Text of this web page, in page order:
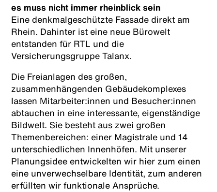
es muss nicht immer rheinblick sein
Eine denkmalgeschützte Fassade direkt am
Rhein. Dahinter ist eine neue Bürowelt
entstanden für RTL und die
Versicherungsgruppe Talanx.
Die Freianlagen des großen,
zusammenhängenden Gebäudekomplexes
lassen Mitarbeiter:innen und Besucher:innen
abtauchen in eine interessante, eigenständige
Bildwelt. Sie besteht aus zwei großen
Themenbereichen: einer Magistrale und 14
unterschiedlichen Innenhöfen. Mit unserer
Planungsidee entwickelten wir hier zum einen
eine unverwechselbare Identität, zum anderen
erfüllten wir funktionale Ansprüche.